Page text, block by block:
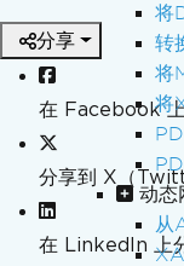
将
转
将
将
动态
从
分享
在 Facebook
分享到 X（
在 LinkedIn 上